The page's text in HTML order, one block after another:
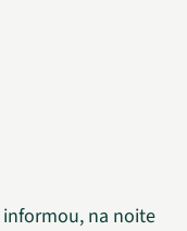
informou, na noite